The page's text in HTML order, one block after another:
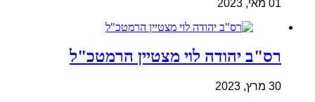
01 מאי, 2023
רס"ב יהודה לוי מצטיין הרמטכ"ל
30 מרץ, 2023